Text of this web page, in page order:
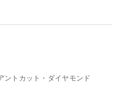
ントカット・ダイヤモンド